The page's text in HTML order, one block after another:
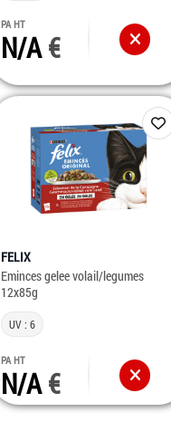
PA HT
N/A
FELIX
Eminces gelee volail/legumes
12x85g
UV : 6
PA HT
N/A